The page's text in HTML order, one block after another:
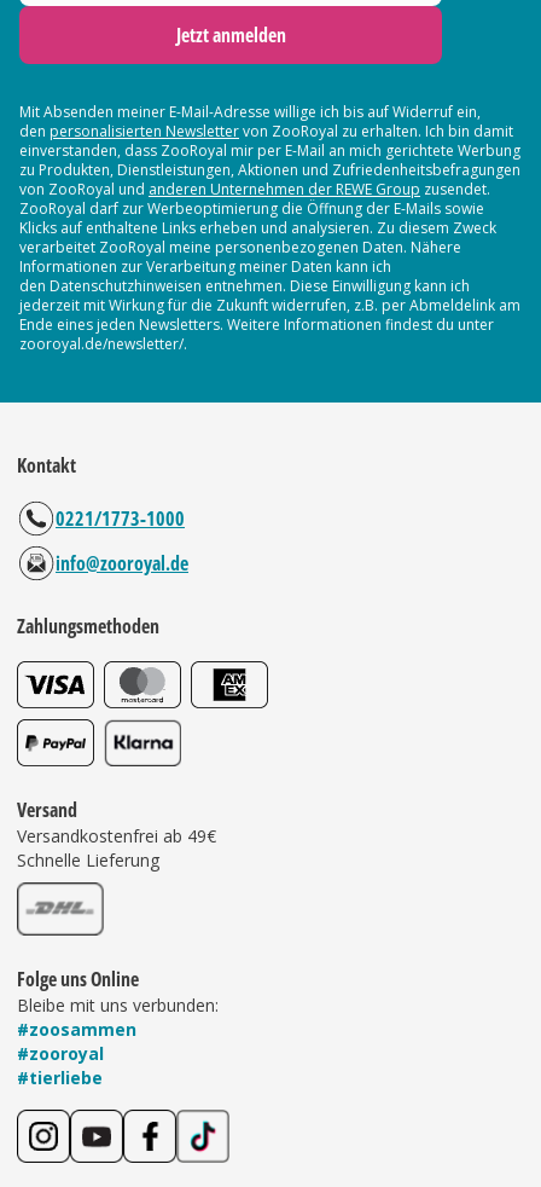
Jetzt anmelden
Mit Absenden meiner E-Mail-Adresse willige ich bis auf Widerruf ein,
den personalisierten Newslettervon ZooRoyal zu erhalten. Ich bin damit
einverstanden, dass ZooRoyal mir per E-Mail an mich gerichtete Werbung
zu Produkten, Dienstleistungen, Aktionen und Zufriedenheitsbefragungen
von ZooRoyal und anderen Unternehmen der REWE Group zusendet.
ZooRoyal darf zur Werbeoptimierung die Öffnung der E-Mails sowie
Klicks auf enthaltene Links erheben und analysieren. Zu diesem Zweck
verarbeitet ZooRoyal meine personenbezogenen Daten. Nähere
Informationen zur Verarbeitung meiner Daten kann ich
den Datenschutzhinweisen entnehmen. Diese Einwilligung kann ich
jederzeit mit Wirkung für die Zukunft widerrufen, z.B. per Abmeldelink am
Ende eines jeden Newsletters. Weitere Informationen findest du unter
zooroyal.de/newsletter/.
Kontakt
0221/1773-1000
info@zooroyal.de
Zahlungsmethoden
Versand
Versandkostenfrei ab 49€
Schnelle Lieferung
Folge uns Online
Bleibe mit uns verbunden:
#zoosammen
#zooroyal
#tierliebe